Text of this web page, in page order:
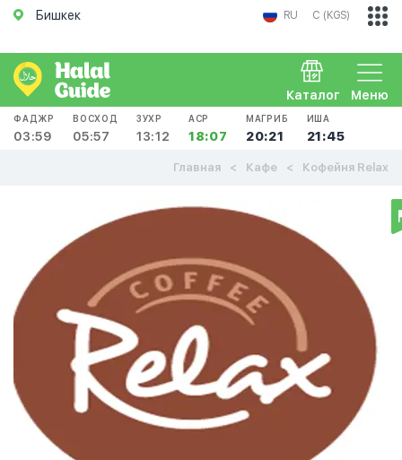
Бишкек RU С (KGS)
Меню
Каталог
ФАДЖР
03:59
ВОСХОД
05:57
ЗУХР
13:12
АСР
18:07
МАГРИБ
20:21
ИША
21:45
Главная Кафе Кофейня Relax